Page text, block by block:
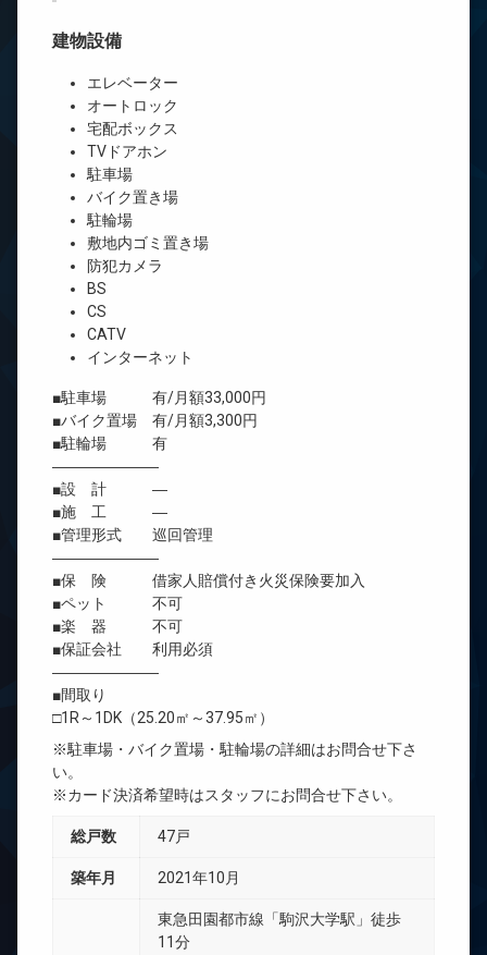
建物設備
エレベーター
オートロック
宅配ボックス
TVドアホン
駐車場
バイク置き場
駐輪場
敷地内ゴミ置き場
防犯カメラ
BS
CS
CATV
インターネット
■駐車場 有/月額33,000円
■バイク置場 有/月額3,300円
■駐輪場 有
―――――――
■設 計 ―
■施 工 ―
■管理形式 巡回管理
―――――――
■保 険 借家人賠償付き火災保険要加入
■ペット 不可
■楽 器 不可
■保証会社 利用必須
―――――――
■間取り
□1R～1DK（25.20㎡～37.95㎡）
※駐車場・バイク置場・駐輪場の詳細はお問合せ下さ
い。
※カード決済希望時はスタッフにお問合せ下さい。
総戸数 47戸
築年月 2021年10月
東急田園都市線「駒沢大学駅」徒歩
11分